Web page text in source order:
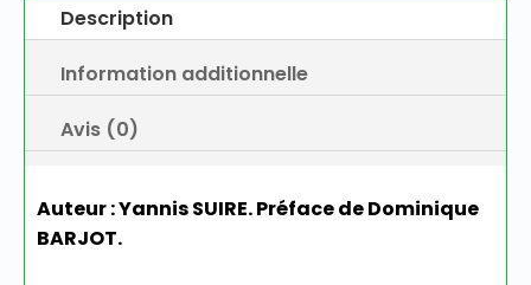
XVIe
à
l'aube
du
siècle
Description
Information additionnelle
Avis (0)
Auteur : Yannis SUIRE. Préface de Dominique
BARJOT.